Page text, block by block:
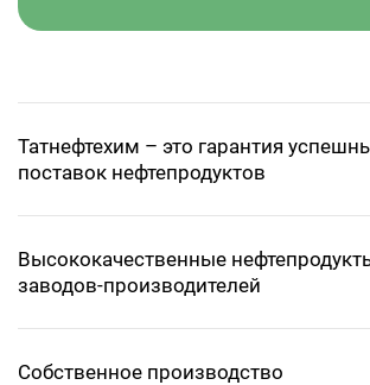
Татнефтехим – это гарантия
поставок нефтепродуктов
Высококачественные
заводов-производителей
Собственное производство